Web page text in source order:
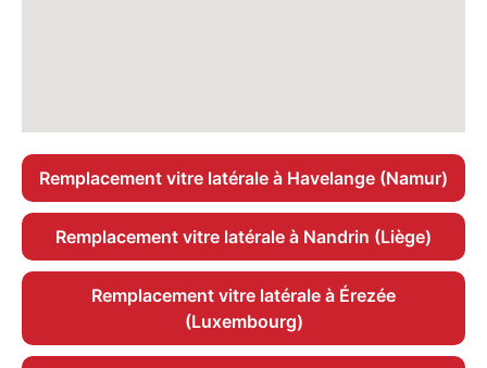
Remplacement vitre latérale à Havelange (Namur)
Remplacement vitre latérale à Nandrin (Liège)
Remplacement vitre latérale à Érezée
(Luxembourg)